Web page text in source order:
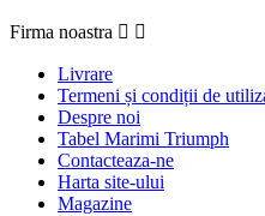
Firma noastra  
Livrare
Termeni și condiții de
Despre noi
Tabel Marimi Triumph
Contacteaza-ne
Harta site-ului
Magazine